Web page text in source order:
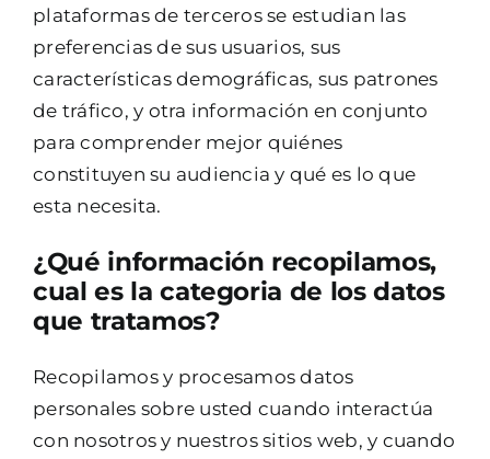
plataformas de terceros se estudian las
preferencias de sus usuarios, sus
características demográficas, sus patrones
de tráfico, y otra información en conjunto
para comprender mejor quiénes
constituyen su audiencia y qué es lo que
esta necesita.
¿Qué información recopilamos,
cual es la categoria de los datos
que tratamos?
Recopilamos y procesamos datos
personales sobre usted cuando interactúa
con nosotros y nuestros sitios web, y cuando